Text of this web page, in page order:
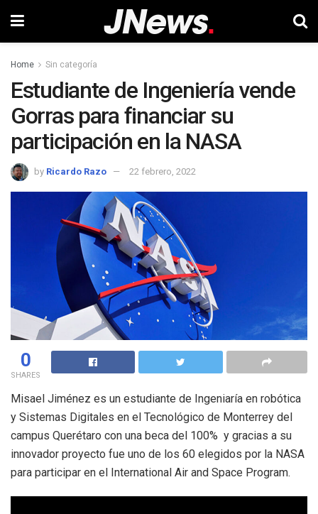
Home Sin categoría
Estudiante de Ingeniería vende
Gorras para financiar su
participación en la NASA
by Ricardo Razo 22 febrero, 2022
0
SHARES
Misael Jiménez es un estudiante de Ingeniaría en robótica
y Sistemas Digitales en el Tecnológico de Monterrey del
campus Querétaro con una beca del 100% y gracias a su
innovador proyecto fue uno de los 60 elegidos por la NASA
para participar en el International Air and Space Program.